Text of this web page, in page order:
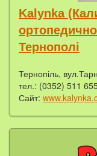
Kalynka
Тернополі
Тернопіль,
тел.: (0352) 511
Сайт: